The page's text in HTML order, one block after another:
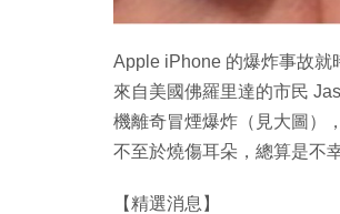
Apple iPhone 的爆炸事故就
來自美國佛羅里達的市民
機離奇冒煙爆炸（見大圖）
不至於燒傷耳朵，總算是不
【精選消息】